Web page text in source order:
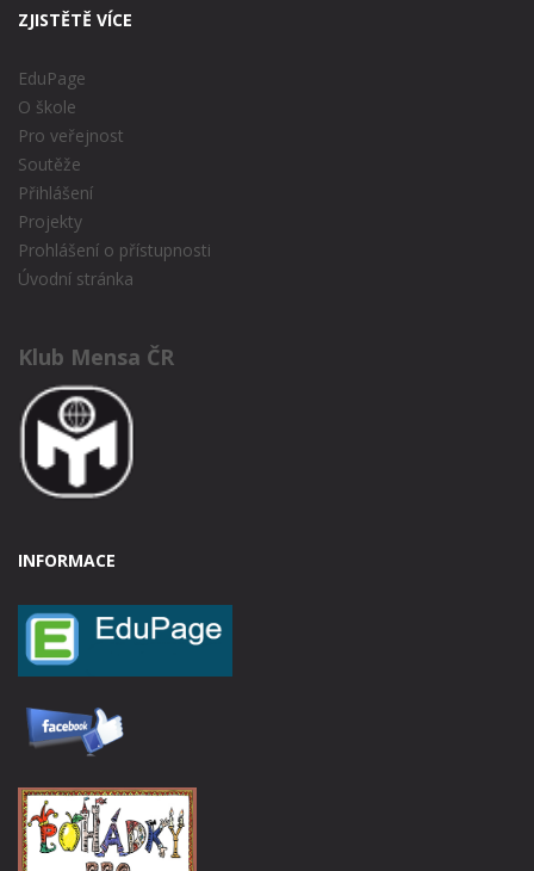
ZJISTĚTĚ VÍCE
EduPage
O škole
Pro veřejnost
Soutěže
Přihlášení
Projekty
Prohlášení o přístupnosti
Úvodní stránka
Klub Mensa ČR
INFORMACE